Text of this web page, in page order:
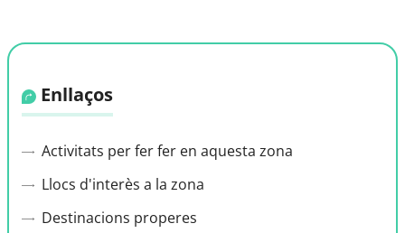
Enllaços
Activitats per fer fer en aquesta zona
Llocs d'interès a la zona
Destinacions properes